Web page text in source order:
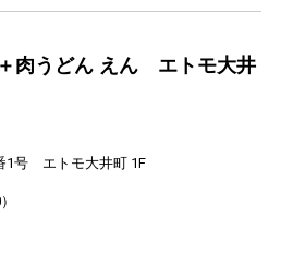
肉うどん えん エトモ大井
1号 エトモ大井町 1F